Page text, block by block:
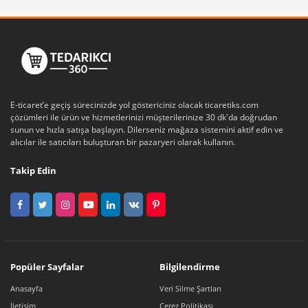
yardımcı olur.
Bazı projelerde metal asma tavan, farklı tavan
çözümleriyle birlikte kullanılabilir. Örneğin daha teknik
ve yarı geçirgen bir tavan dili hedeflenen alanlarda
asma tavan
Detay Çözümleri: Kenar
Bitişleri, Köşe Dönüşleri
ve Temiz Hatlar
Metal asma tavan uygulamalarında kenar bitişleri ve
veya metal yüzeyler ne kadar kaliteli olursa olsun,
bitiş sağlanmadığında sistem “tamamlanmamış”
E-ticaret’e geçiş sürecinizde yol göstericiniz olacak ticaretiks.com
çözümleri ile ürün ve hizmetlerinizi müşterilerinize 30 dk'da doğrudan
sunun ve hızla satışa başlayın. Dilerseniz mağaza sistemini aktif edin ve
alıcılar ile satıcıları buluşturan bir pazaryeri olarak kullanın.
Takip Edin
Popüler Sayfalar
Anasayfa
İletişim
Bilgilendirme
Veri Silme Şartları
Çerez Politikası